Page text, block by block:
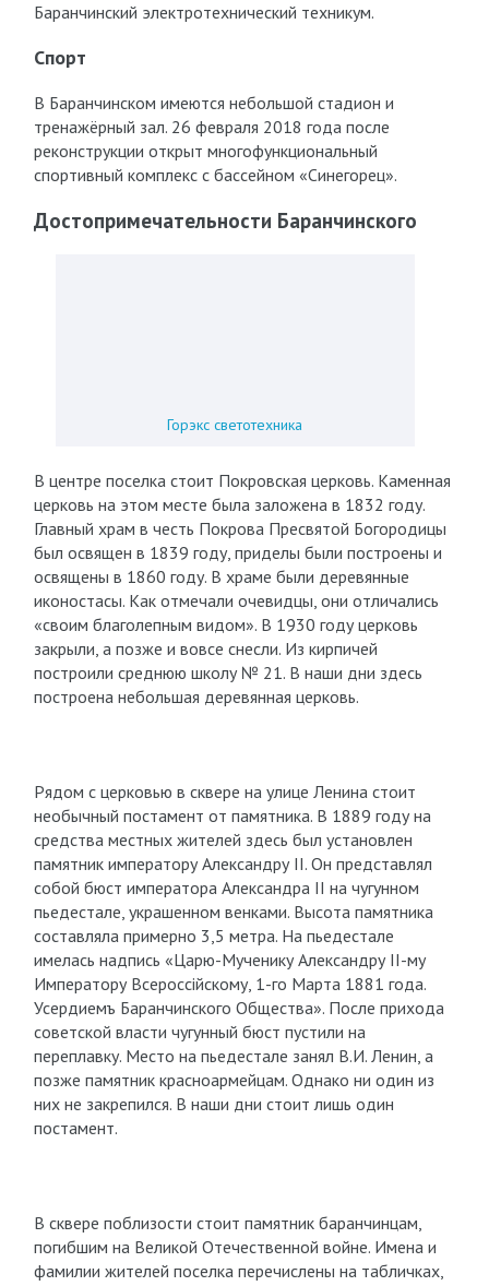
Баранчинский электротехнический техникум.
Спорт
В Баранчинском имеются небольшой стадион и
тренажёрный зал. 26 февраля 2018 года после
реконструкции открыт многофункциональный
спортивный комплекс с бассейном «Синегорец».
Достопримечательности Баранчинского
Горэкс светотехника
В центре поселка стоит Покровская церковь. Каменная
церковь на этом месте была заложена в 1832 году.
Главный храм в честь Покрова Пресвятой Богородицы
был освящен в 1839 году, приделы были построены и
освящены в 1860 году. В храме были деревянные
иконостасы. Как отмечали очевидцы, они отличались
«своим благолепным видом». В 1930 году церковь
закрыли, а позже и вовсе снесли. Из кирпичей
построили среднюю школу № 21. В наши дни здесь
построена небольшая деревянная церковь.
Рядом с церковью в сквере на улице Ленина стоит
необычный постамент от памятника. В 1889 году на
средства местных жителей здесь был установлен
памятник императору Александру II. Он представлял
собой бюст императора Александра II на чугунном
пьедестале, украшенном венками. Высота памятника
составляла примерно 3,5 метра. На пьедестале
имелась надпись «Царю-Мученику Александру II-му
Императору Всероссiйскому, 1-го Марта 1881 года.
Усердиемъ Баранчинского Общества». После прихода
советской власти чугунный бюст пустили на
переплавку. Место на пьедестале занял В.И. Ленин, а
позже памятник красноармейцам. Однако ни один из
них не закрепился. В наши дни стоит лишь один
постамент.
В сквере поблизости стоит памятник баранчинцам,
погибшим на Великой Отечественной войне. Имена и
фамилии жителей поселка перечислены на табличках,